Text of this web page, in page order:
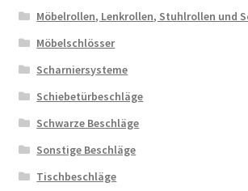
Möbelrollen, Lenkrollen, Stuhlrollen und
Möbelschlösser
Scharniersysteme
Schiebetürbeschläge
Schwarze Beschläge
Sonstige Beschläge
Tischbeschläge